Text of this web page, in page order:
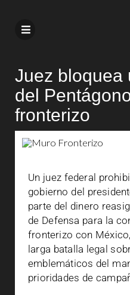
Juez bloquea
del
fronterizo
Un juez federal
gobierno del
parte del dinero
de Defensa para la
fronterizo con
larga batalla legal
emblemáticos del
prioridades de